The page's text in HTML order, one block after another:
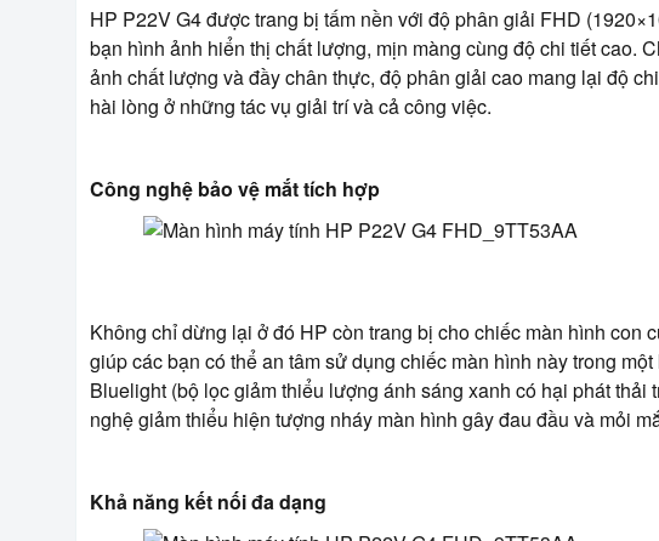
HP P22V G4 được trang bị tấm nền với độ phân giải FHD
bạn hình ảnh hiển thị chất lượng, mịn màng cùng độ chi tiết cao.
ảnh chất lượng và đầy chân thực, độ phân giải cao mang lại độ
hài lòng ở những tác vụ giải trí và cả công việc.
Công nghệ bảo vệ mắt tích hợp
Không chỉ dừng lại ở đó HP còn trang bị cho chiếc màn hình con
giúp các bạn có thể an tâm sử dụng chiếc màn hình này trong
Bluelight (bộ lọc giảm thiểu lượng ánh sáng xanh có hại phát
nghệ giảm thiểu hiện tượng nháy màn hình gây đau đầu và mỏi
Khả năng kết nối đa dạng